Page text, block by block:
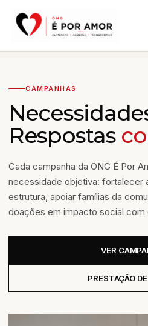
CAMPANHAS
Respostas
Cada campanha da ONG É Por
necessidade objetiva: fortalecer
estrutura, apoiar famílias da
doações em impacto social com
VER
PRESTAÇÃO